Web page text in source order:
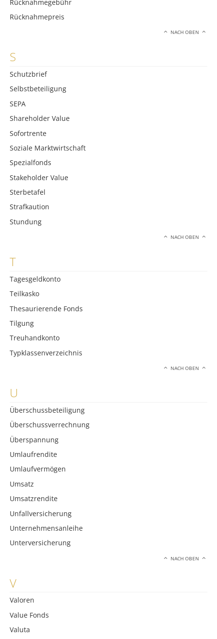
Rücknahmegebühr
Rücknahmepreis
NACH OBEN
S
Schutzbrief
Selbstbeteiligung
SEPA
Shareholder Value
Sofortrente
Soziale Marktwirtschaft
Spezialfonds
Stakeholder Value
Sterbetafel
Strafkaution
Stundung
NACH OBEN
T
Tagesgeldkonto
Teilkasko
Thesaurierende Fonds
Tilgung
Treuhandkonto
Typklassenverzeichnis
NACH OBEN
U
Überschussbeteiligung
Überschussverrechnung
Überspannung
Umlaufrendite
Umlaufvermögen
Umsatz
Umsatzrendite
Unfallversicherung
Unternehmensanleihe
Unterversicherung
NACH OBEN
V
Valoren
Value Fonds
Valuta